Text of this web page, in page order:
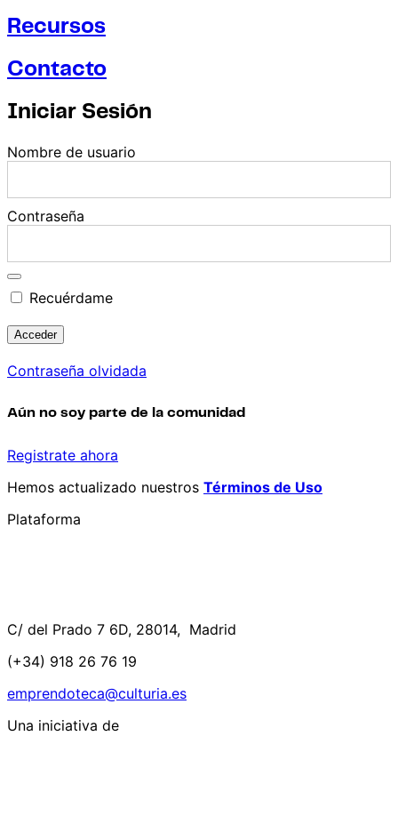
Recursos
Contacto
Iniciar Sesión
Nombre de usuario
Contraseña
Recuérdame
Contraseña olvidada
Aún no soy parte de la comunidad
Registrate ahora
Hemos actualizado nuestros Términos de Uso
Plataforma
C/ del Prado 7 6D, 28014, Madrid
(+34) 918 26 76 19
emprendoteca@culturia.es
Una iniciativa de